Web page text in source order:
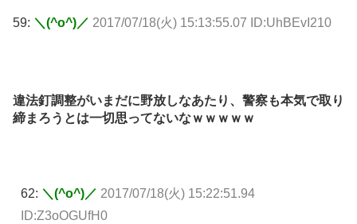
59: ＼(^o^)／ 2017/07/18(火) 15:13:55.07 ID:UhBEvI210
違法釘調整がいまだに野放しなあたり、警察も本気で取り
締まろうとは一切思ってないなｗｗｗｗｗ
62: ＼(^o^)／ 2017/07/18(火) 15:22:51.94
ID:Z3oOGUfH0